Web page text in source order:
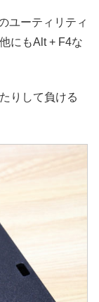
ユーティリティ
にもAlt + F4な
りして負ける